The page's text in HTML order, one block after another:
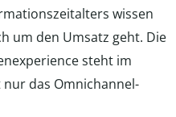
wissen
um den Umsatz geht. Die
steht im
das Omnichannel-